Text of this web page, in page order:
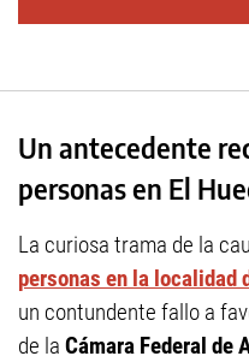
Un antecedente
personas en El
La curiosa trama de la
personas en la localidad
un contundente fallo a
de la Cámara Federal de